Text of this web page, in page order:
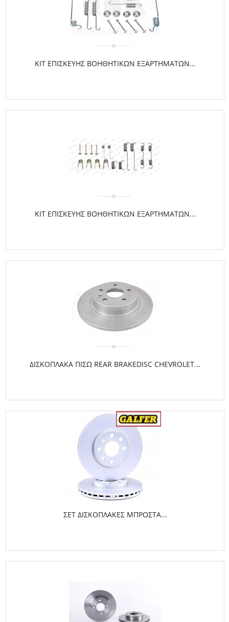
ΚΙΤ ΕΠΙΣΚΕΥΗΣ ΒΟΗΘΗΤΙΚΩΝ ΕΞΑΡΤΗΜΑΤΩΝ...
ΚΙΤ ΕΠΙΣΚΕΥΗΣ ΒΟΗΘΗΤΙΚΩΝ ΕΞΑΡΤΗΜΑΤΩΝ...
ΔΙΣΚΟΠΛΑΚΑ ΠΙΣΩ REAR BRAKEDISC CHEVROLET...
ΣΕΤ ΔΙΣΚΟΠΛΑΚΕΣ ΜΠΡΟΣΤΑ...